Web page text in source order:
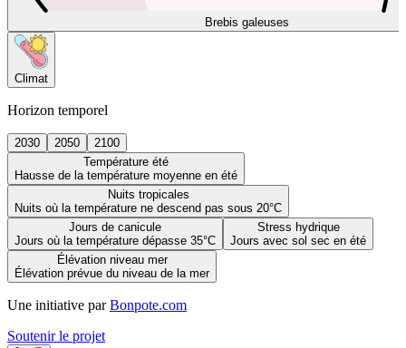
Brebis galeuses
Climat
Horizon temporel
2030 2050
2100
Température été
Hausse de la température moyenne en été
Nuits tropicales
Nuits où la température ne descend pas sous 20°C
Jours de canicule
Jours où la température dépasse 35°C
Stress hydrique
Jours avec sol sec en été
Élévation niveau mer
Élévation prévue du niveau de la mer
Une initiative par Bonpote.com
Soutenir le projet